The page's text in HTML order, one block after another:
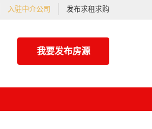
入驻中介公司 发布求租求购
我要发布房源